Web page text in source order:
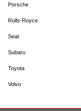
Porsche
Rolls-Royce
Seat
Subaru
Toyota
Volvo